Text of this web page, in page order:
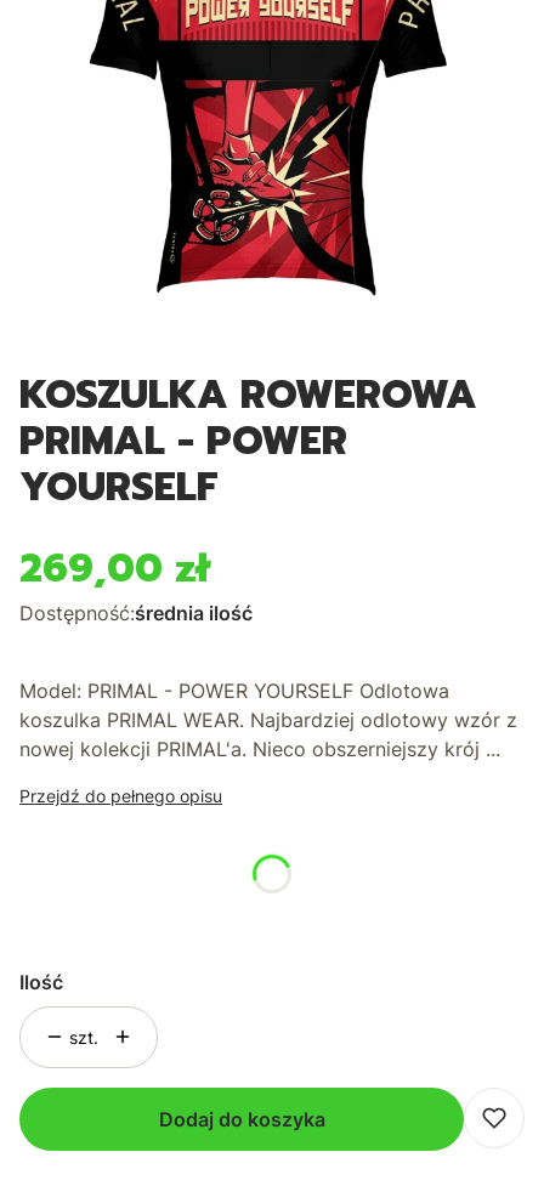
KOSZULKA ROWEROWA
PRIMAL - POWER
YOURSELF
Cena
269,00 zł
Dostępność:średnia ilość
Model: PRIMAL - POWER YOURSELF Odlotowa
koszulka PRIMAL WEAR. Najbardziej odlotowy wzór z
nowej kolekcji PRIMAL'a. Nieco obszerniejszy krój ...
Przejdź do pełnego opisu
Ilość
szt.
Dodaj do koszyka